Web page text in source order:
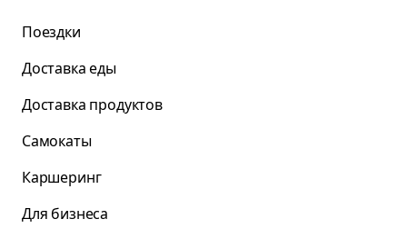
Поездки
Доставка еды
Доставка продуктов
Самокаты
Каршеринг
Для бизнеса